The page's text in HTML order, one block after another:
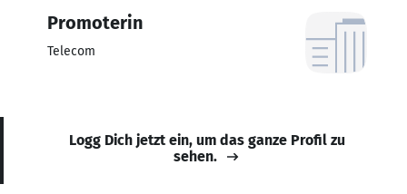
Promoterin
Telecom
Logg Dich jetzt ein, um das ganze Profil zu
sehen.